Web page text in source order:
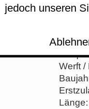
Die
Werft /
jedoch unseren